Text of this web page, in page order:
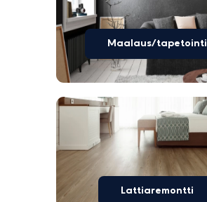
Maalaus/tapetointi
Lattiaremontti